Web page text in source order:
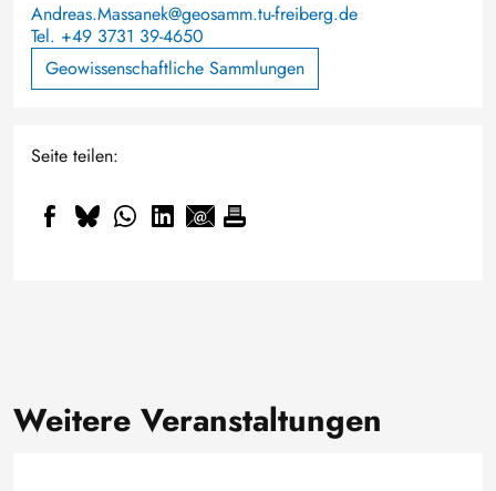
Andreas.Massanek@geosamm.tu-freiberg.de
Tel. +49 3731 39-4650
Geowissenschaftliche Sammlungen
Seite teilen:
Weitere Veranstaltungen